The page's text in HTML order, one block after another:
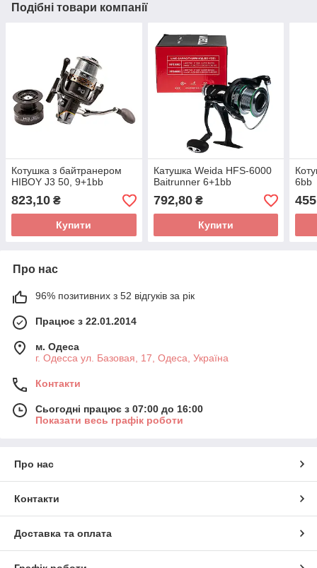
Подібні товари компанії
Котушка з байтранером
HIBOY J3 50, 9+1bb
823,10 ₴
Купити
Катушка Weida HFS-6000
Baitrunner 6+1bb
792,80₴
Купити
6bb
Про нас
96% позитивних з 52 відгуків за рік
Працює з 22.01.2014
м. Одеса
г. Одесса ул. Базовая, 17, Одеса, Україна
Контакти
Сьогодні працює з 07:00 до 16:00
Показати весь графік роботи
Про нас
Контакти
Доставка та оплата